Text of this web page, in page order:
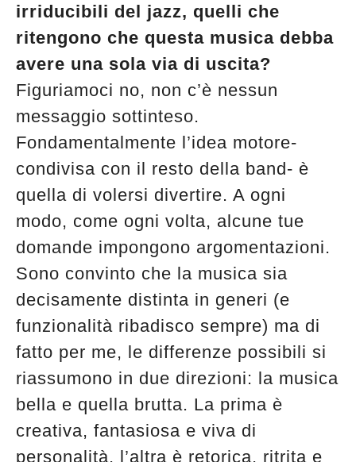
irriducibili del jazz, quelli che
ritengono che questa musica debba
avere una sola via di uscita?
Figuriamoci no, non c’è nessun
messaggio sottinteso.
Fondamentalmente l’idea motore-
condivisa con il resto della band- è
quella di volersi divertire. A ogni
modo, come ogni volta, alcune tue
domande impongono argomentazioni.
Sono convinto che la musica sia
decisamente distinta in generi (e
funzionalità ribadisco sempre) ma di
fatto per me, le differenze possibili si
riassumono in due direzioni: la musica
bella e quella brutta. La prima è
creativa, fantasiosa e viva di
personalità, l’altra è retorica, ritrita e